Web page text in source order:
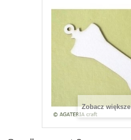
Zobacz większe